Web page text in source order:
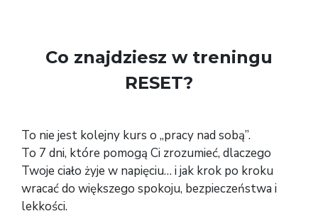
Co znajdziesz w treningu
RESET?
To nie jest kolejny kurs o „pracy nad sobą”.
To 7 dni, które pomogą Ci zrozumieć, dlaczego
Twoje ciało żyje w napięciu… i jak krok po kroku
wracać do większego spokoju, bezpieczeństwa i
lekkości.